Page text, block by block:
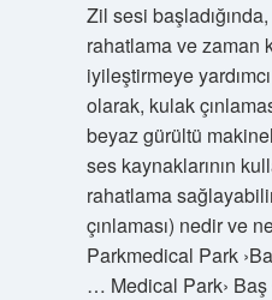
Zil sesi
rahatlama ve zaman
iyileştirmeye
olarak, kulak
beyaz gürültü
ses kaynaklarının
rahatlama
çınlaması) nedir ve
Parkmedical Park
… Medical Park›